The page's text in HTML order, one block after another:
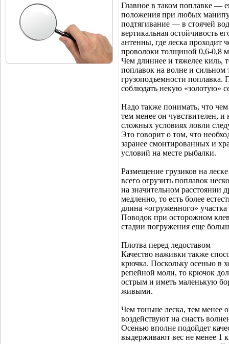
Главное в таком поплавке —
положения при любых
подтягивание — в стоячей
вертикальная остойчивость
антенны, где леска проходит
проволоки толщиной 0,6-0,8
Чем длиннее и тяжелее киль,
поплавок на волне и сильном
грузоподъемности поплавка.
соблюдать некую «золотую»
Надо также понимать, что
тем менее он чувствителен,
сложных условиях ловли
Это говорит о том, что
заранее смонтированных и
условий на месте рыбалки.
Размещение грузиков на
всего огрузить поплавок
на значительном расстоянии
медленно, то есть более
длина «огруженного»
Поводок при осторожном
стадии погружения еще
Плотва перед ледоставом
Качество наживки также
крючка. Поскольку осенью в
репейной моли, то крючок
острым и иметь маленькую
живыми.
Чем тоньше леска, тем менее
воздействуют на снасть
Осенью вполне подойдет
выдерживают вес не менее 1